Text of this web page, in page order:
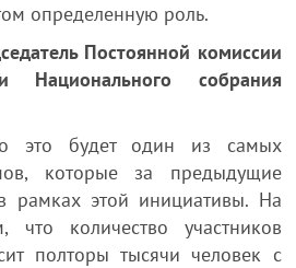
определенную роль.
Постоянной комиссии
Национального собрания
это будет один из самых
которые за предыдущие
рамках этой инициативы. На
количество участников
полторы тысячи человек с